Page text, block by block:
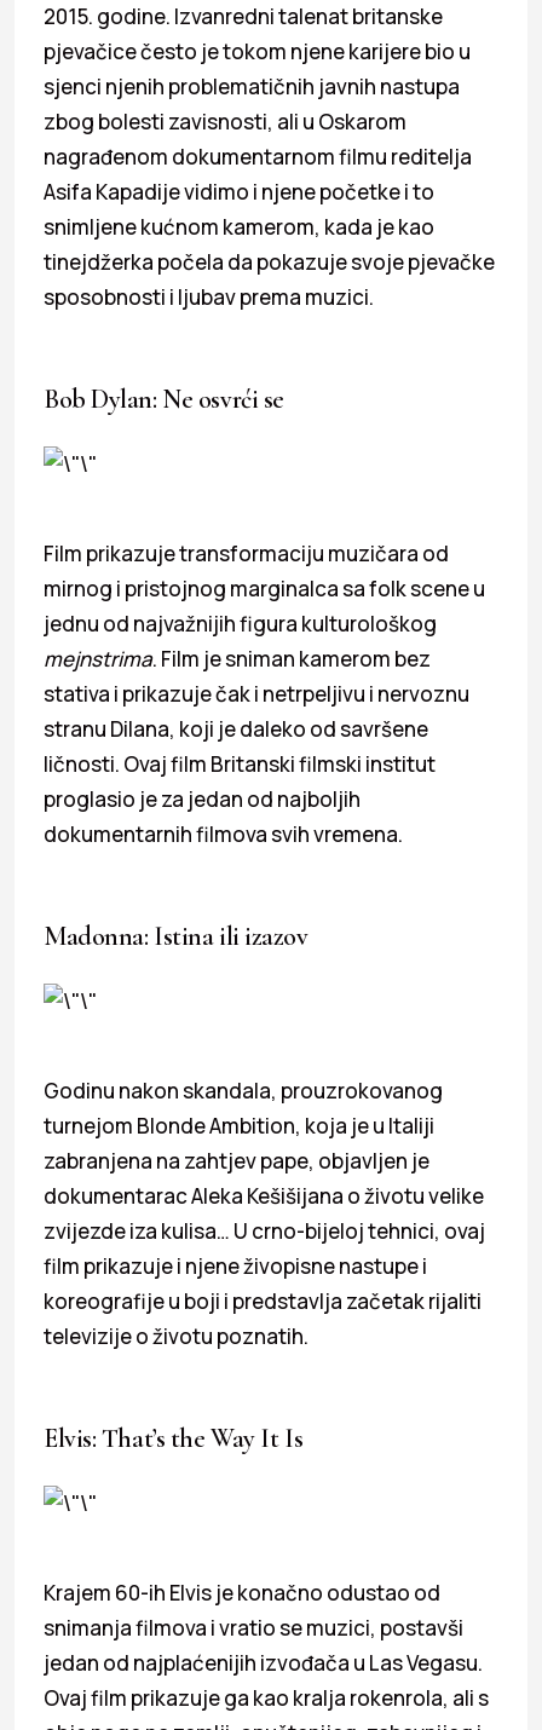
2015. godine. Izvanredni talenat britanske
pjevačice često je tokom njene karijere bio u
sjenci njenih problematičnih javnih nastupa
zbog bolesti zavisnosti, ali u Oskarom
nagrađenom dokumentarnom filmu reditelja
Asifa Kapadije vidimo i njene početke i to
snimljene kućnom kamerom, kada je kao
tinejdžerka počela da pokazuje svoje pjevačke
sposobnosti i ljubav prema muzici.
Bob Dylan: Ne osvrći se
Film prikazuje transformaciju muzičara od
mirnog i pristojnog marginalca sa folk scene u
jednu od najvažnijih figura kulturološkog
mejnstrima. Film je sniman kamerom bez
stativa i prikazuje čak i netrpeljivu i nervoznu
stranu Dilana, koji je daleko od savršene
ličnosti. Ovaj film Britanski filmski institut
proglasio je za jedan od najboljih
dokumentarnih filmova svih vremena.
Madonna: Istina ili izazov
Godinu nakon skandala, prouzrokovanog
turnejom Blonde Ambition, koja je u Italiji
zabranjena na zahtjev pape, objavljen je
dokumentarac Aleka Kešišijana o životu velike
zvijezde iza kulisa… U crno-bijeloj tehnici, ovaj
film prikazuje i njene živopisne nastupe i
koreografije u boji i predstavlja začetak rijaliti
televizije o životu poznatih.
Elvis: That’s the Way It Is
Krajem 60-ih Elvis je konačno odustao od
snimanja filmova i vratio se muzici, postavši
jedan od najplaćenijih izvođača u Las Vegasu.
Ovaj film prikazuje ga kao kralja rokenrola, ali s